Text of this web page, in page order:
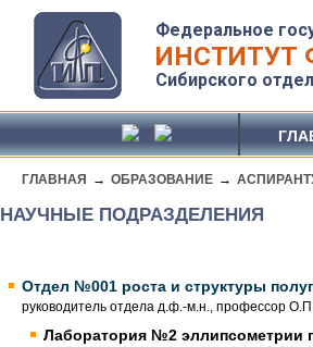
Федеральное
ИНСТИТУТ
Сибирского
ГЛАВНАЯ → ОБРАЗОВАНИЕ →
НАУЧНЫЕ ПОДРАЗДЕЛЕНИЯ
Отдел №001 роста и структуры
руководитель отдела д.ф.-м.н., профессор
Лаборатория №2 эллипсометрии